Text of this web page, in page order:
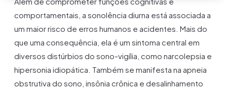
comportamentais, a sonolência diurna está associada a
um maior risco de erros humanos e acidentes. Mais do
que uma consequência, ela é um sintoma central em
diversos distúrbios do sono-vigília, como narcolepsia e
hipersonia idiopática. Também se manifesta na apneia
obstrutiva do sono, insônia crônica e desalinhamento